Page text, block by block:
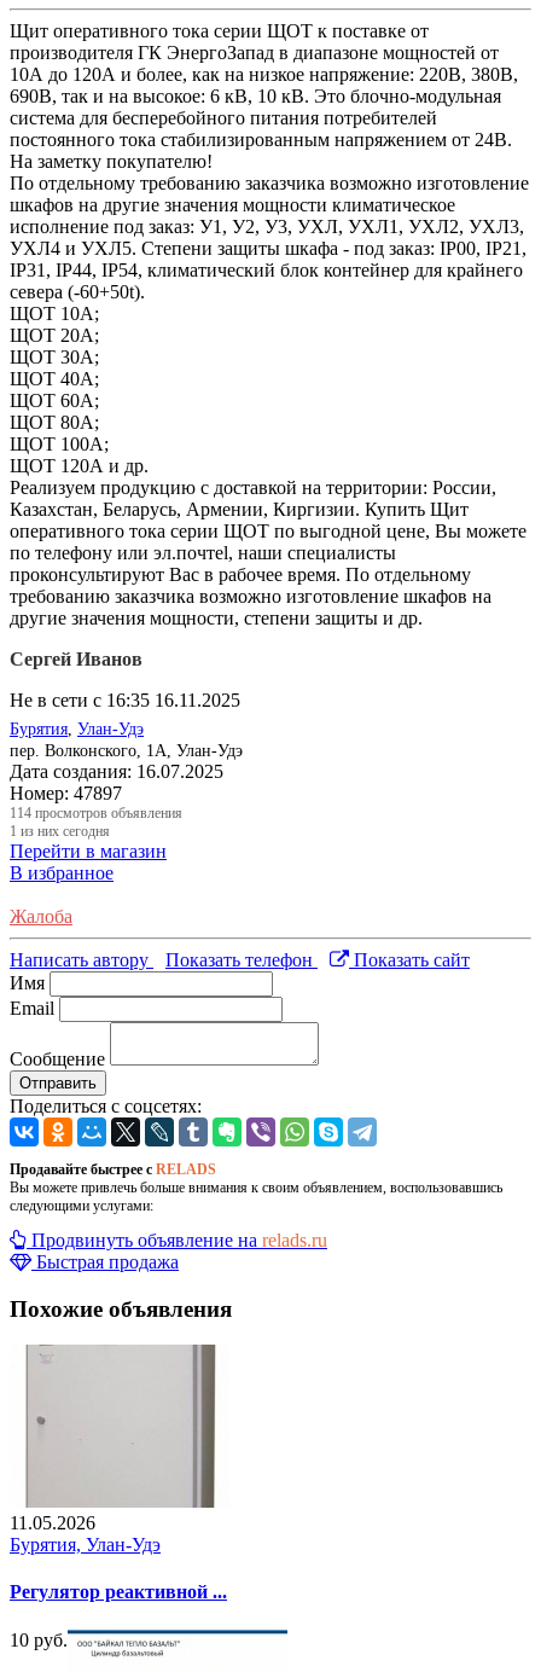
Щит оперативного тока серии ЩОТ к поставке от
производителя ГК ЭнергоЗапад в диапазоне мощностей от
10А до 120А и более, как на низкое напряжение: 220В, 380В,
690В, так и на высокое: 6 кВ, 10 кВ. Это блочно-модульная
система для бесперебойного питания потребителей
постоянного тока стабилизированным напряжением от 24В.
На заметку покупателю!
По отдельному требованию заказчика возможно изготовление
шкафов на другие значения мощности климатическое
исполнение под заказ: У1, У2, У3, УХЛ, УХЛ1, УХЛ2, УХЛ3,
УХЛ4 и УХЛ5. Степени защиты шкафа - под заказ: IP00, IP21,
IP31, IP44, IP54, климатический блок контейнер для крайнего
севера (-60+50t).
ЩОТ 10А;
ЩОТ 20А;
ЩОТ 30А;
ЩОТ 40А;
ЩОТ 60А;
ЩОТ 80А;
ЩОТ 100А;
ЩОТ 120А и др.
Реализуем продукцию с доставкой на территории: России,
Казахстан, Беларусь, Армении, Киргизии. Купить Щит
оперативного тока серии ЩОТ по выгодной цене, Вы можете
по телефону или эл.почтеl, наши специалисты
проконсультируют Вас в рабочее время. По отдельному
требованию заказчика возможно изготовление шкафов на
другие значения мощности, степени защиты и др.
Сергей Иванов
Не в сети с 16:35 16.11.2025
Бурятия Улан-Удэ
пер. Волконского, 1А, Улан-Удэ
Дата создания: 16.07.2025
Номер: 47897
114 просмотров объявления
1 из них сегодня
Перейти в магазин
В избранное
Жалоба
Написать автору Показать телефон
Показать сайт
Имя
Email
Сообщение
Отправить
Поделиться с соцсетях:
Продавайте быстрее с RELADS
Вы можете привлечь больше внимания к своим объявлением, воспользовавшись
следующими услугами:
Продвинуть объявление на relads.ru
Быстрая продажа
Похожие объявления
11.05.2026
Бурятия, Улан-Удэ
Регулятор реактивной ...
10 руб.